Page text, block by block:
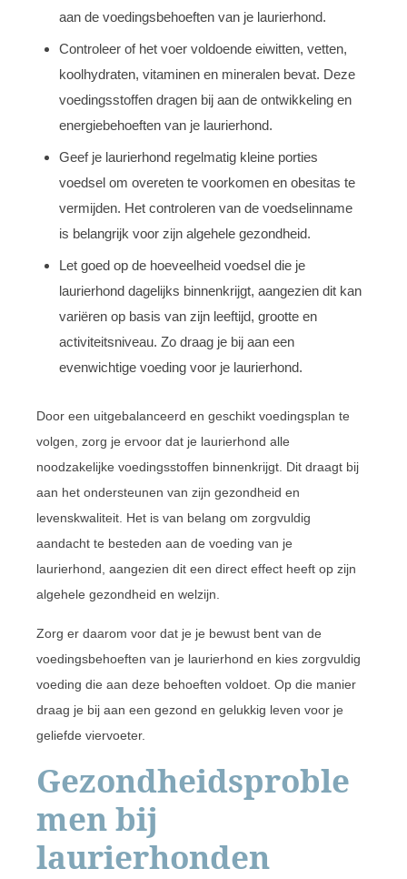
aan de voedingsbehoeften van je laurierhond.
Controleer of het voer voldoende eiwitten, vetten,
koolhydraten, vitaminen en mineralen bevat. Deze
voedingsstoffen dragen bij aan de ontwikkeling en
energiebehoeften van je laurierhond.
Geef je laurierhond regelmatig kleine porties
voedsel om overeten te voorkomen en obesitas te
vermijden. Het controleren van de voedselinname
is belangrijk voor zijn algehele gezondheid.
Let goed op de hoeveelheid voedsel die je
laurierhond dagelijks binnenkrijgt, aangezien dit kan
variëren op basis van zijn leeftijd, grootte en
activiteitsniveau. Zo draag je bij aan een
evenwichtige voeding voor je laurierhond.
Door een uitgebalanceerd en geschikt voedingsplan te
volgen, zorg je ervoor dat je laurierhond alle
noodzakelijke voedingsstoffen binnenkrijgt. Dit draagt bij
aan het ondersteunen van zijn gezondheid en
levenskwaliteit. Het is van belang om zorgvuldig
aandacht te besteden aan de voeding van je
laurierhond, aangezien dit een direct effect heeft op zijn
algehele gezondheid en welzijn.
Zorg er daarom voor dat je je bewust bent van de
voedingsbehoeften van je laurierhond en kies zorgvuldig
voeding die aan deze behoeften voldoet. Op die manier
draag je bij aan een gezond en gelukkig leven voor je
geliefde viervoeter.
Gezondheidsproble
men bij
laurierhonden